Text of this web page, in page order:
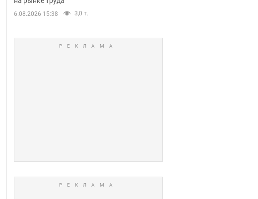
6.08.2026 15:38 3,0 т.